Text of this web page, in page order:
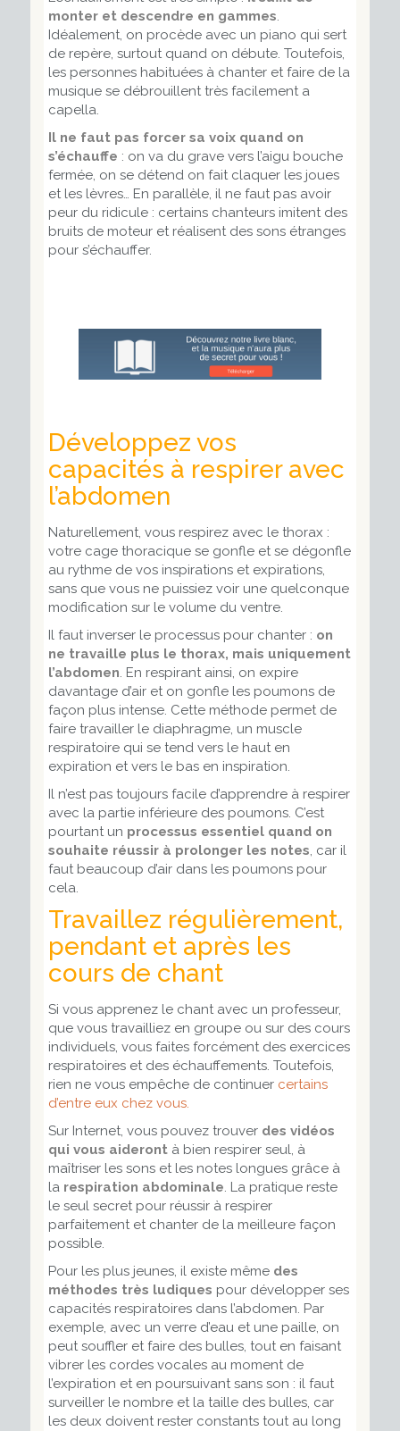
monter et descendre en gammes.
Idéalement, on procède avec un piano qui sert
de repère, surtout quand on débute. Toutefois,
les personnes habituées à chanter et faire de la
musique se débrouillent très facilement a
capella.
Il ne faut pas forcer sa voix quand on
s’échauffe : on va du grave vers l’aigu bouche
fermée, on se détend on fait claquer les joues
et les lèvres… En parallèle, il ne faut pas avoir
peur du ridicule : certains chanteurs imitent des
bruits de moteur et réalisent des sons étranges
pour s’échauffer.
Développez vos
capacités à respirer avec
l’abdomen
Naturellement, vous respirez avec le thorax :
votre cage thoracique se gonfle et se dégonfle
au rythme de vos inspirations et expirations,
sans que vous ne puissiez voir une quelconque
modification sur le volume du ventre.
Il faut inverser le processus pour chanter : on
ne travaille plus le thorax, mais uniquement
l’abdomen. En respirant ainsi, on expire
davantage d’air et on gonfle les poumons de
façon plus intense. Cette méthode permet de
faire travailler le diaphragme, un muscle
respiratoire qui se tend vers le haut en
expiration et vers le bas en inspiration.
Il n’est pas toujours facile d’apprendre à respirer
avec la partie inférieure des poumons. C’est
pourtant un processus essentiel quand on
souhaite réussir à prolonger les notes, car il
faut beaucoup d’air dans les poumons pour
cela.
Travaillez régulièrement,
pendant et après les
cours de chant
Si vous apprenez le chant avec un professeur,
que vous travailliez en groupe ou sur des cours
individuels, vous faites forcément des exercices
respiratoires et des échauffements. Toutefois,
rien ne vous empêche de continuer certains
d’entre eux chez vous.
Sur Internet, vous pouvez trouver des vidéos
qui vous aiderontà bien respirer seul, à
maîtriser les sons et les notes longues grâce à
la respiration abdominale. La pratique reste
le seul secret pour réussir à respirer
parfaitement et chanter de la meilleure façon
possible.
Pour les plus jeunes, il existe même des
méthodes très ludiques pour développer ses
capacités respiratoires dans l’abdomen. Par
exemple, avec un verre d’eau et une paille, on
peut souffler et faire des bulles, tout en faisant
vibrer les cordes vocales au moment de
l’expiration et en poursuivant sans son : il faut
surveiller le nombre et la taille des bulles, car
les deux doivent rester constants tout au long